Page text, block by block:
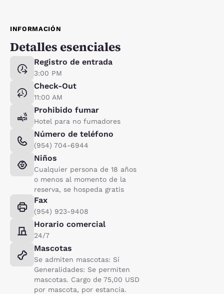
INFORMACIÓN
Detalles esenciales
Registro de entrada
3:00 PM
Check-Out
11:00 AM
Prohibido fumar
Hotel para no fumadores
Número de teléfono
(954) 704-6944
Niños
Cualquier persona de 18 años
o menos al momento de la
reserva, se hospeda gratis
Fax
(954) 923-9408
Horario comercial
24/7
Mascotas
Se admiten mascotas: Sí
Generalidades: Se permiten
mascotas. Cargo de 75,00 USD
por mascota, por estancia.